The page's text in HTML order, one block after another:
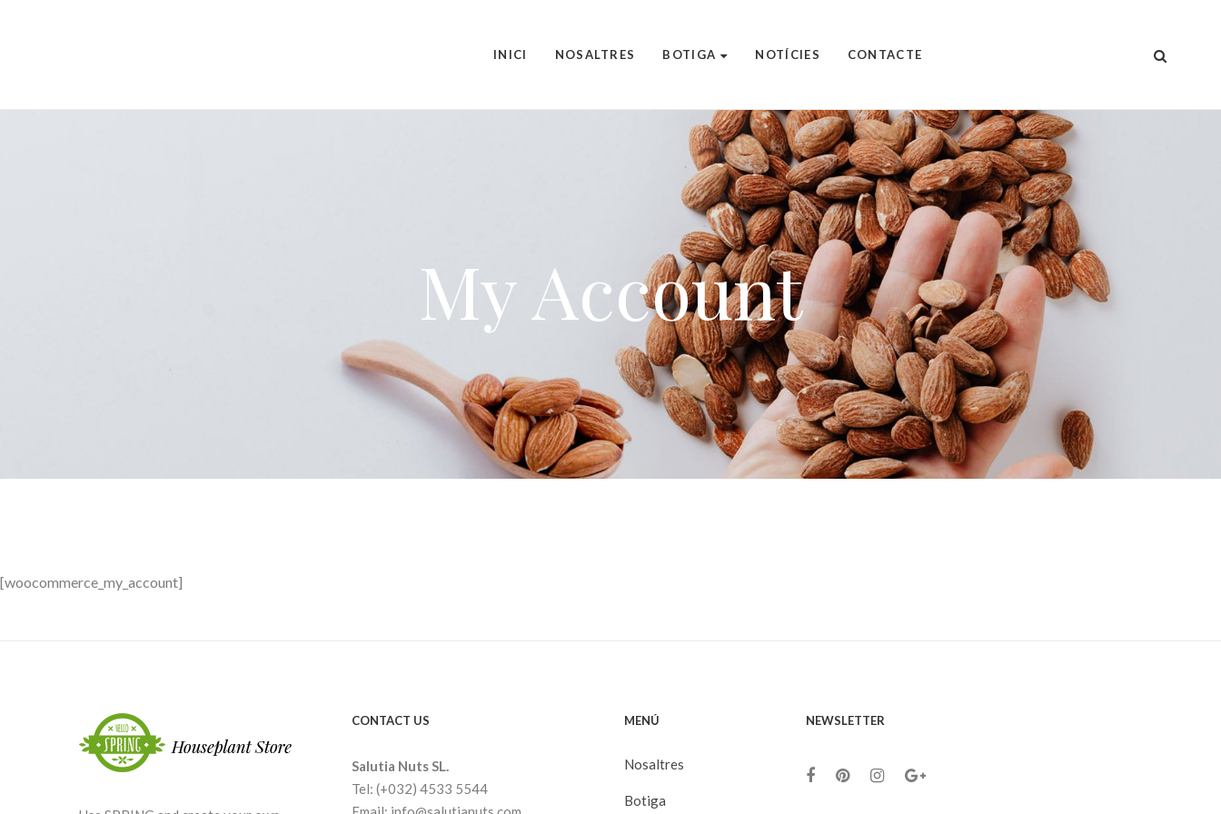
INICI NOSALTRES BOTIGA NOTÍCIES CONTACTE
My Account
[woocommerce_my_account]
CONTACT US
Salutia Nuts SL.
Tel: (+032) 4533 5544
MENÚ
Nosaltres
Botiga
NEWSLETTER